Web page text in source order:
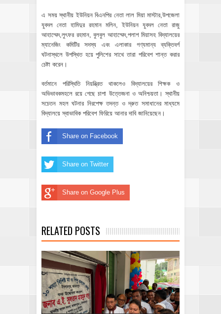
এ সময় স্থানীয় ইউনিয়ন বিএনপির নেতা লাল মিয়া মাস্টার,উপজেলা
যুবদল নেতা হামিদুর রহমান মলিন, ইউনিয়ন যুবদল নেতা রাজু
আহাম্মেদ,লুৎফর রহমান, বুলবুল আহাম্মেদ,পলাশ মিয়াসহ বিদ্যালয়ের
ম্যানেজিং কমিটির সদস্য এবং এলাকার গণ্যমান্য ব্যক্তিবর্গ
ঘটনাস্থলে উপস্থিত হয়ে পুলিশের সাথে তারা পরিবেশ শান্ত করার
চেষ্টা করেন।
বর্তমানে পরিস্থিতি নিয়ন্ত্রিত থাকলেও বিদ্যালয়ের শিক্ষক ও
অভিভাবকমহলে রয়ে গেছে চাপা উত্তেজনা ও অনিশ্চয়তা। স্থানীয়
সচেতন মহল ঘটনার নিরপেক্ষ তদন্ত ও দ্রুত সমাধানের মাধ্যমে
বিদ্যালয়ে স্বাভাবিক পরিবেশ ফিরিয়ে আনার দাবি জানিয়েছেন।
Share on Facebook
Share on Twitter
Share on Google Plus
RELATED POSTS